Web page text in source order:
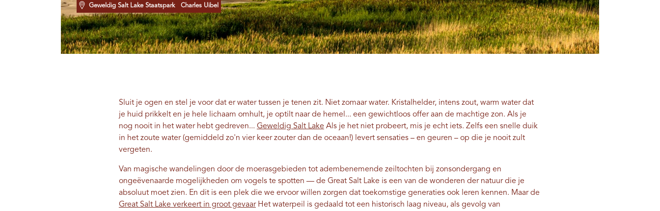
Geweldig Salt Lake Staatspark Charles Uibel
Sluit je ogen en stel je voor dat er water tussen je tenen zit. Niet zomaar water. Kristalhelder, intens zout, warm water dat
je huid prikkelt en je hele lichaam omhult, je optilt naar de hemel... een gewichtloos offer aan de machtige zon. Als je
nog nooit in het water hebt gedreven... Geweldig Salt Lake Als je het niet probeert, mis je echt iets. Zelfs een snelle duik
in het zoute water (gemiddeld zo'n vier keer zouter dan de oceaan!) levert sensaties – en geuren – op die je nooit zult
vergeten.
Van magische wandelingen door de moerasgebieden tot adembenemende zeiltochten bij zonsondergang en
ongeëvenaarde mogelijkheden om vogels te spotten — de Great Salt Lake is een van de wonderen der natuur die je
absoluut moet zien. En dit is een plek die we ervoor willen zorgen dat toekomstige generaties ook leren kennen. Maar de
Great Salt Lake verkeert in groot gevaarHet waterpeil is gedaald tot een historisch laag niveau, als gevolg van